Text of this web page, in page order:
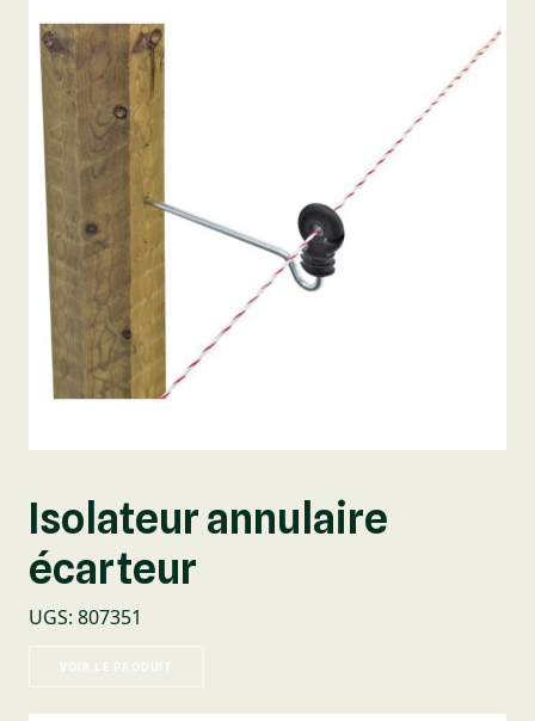
Isolateur annulaire
écarteur
UGS: 807351
VOIR LE PRODUIT